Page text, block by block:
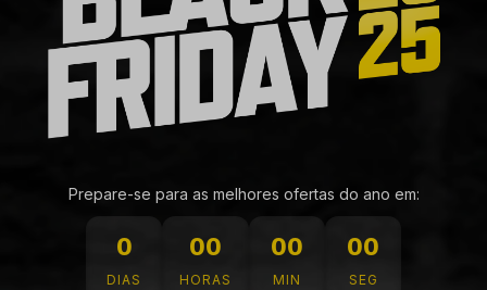
Prepare-se para as melhores ofertas do ano em:
0
DIAS
00
HORAS
00
MIN
00
SEG